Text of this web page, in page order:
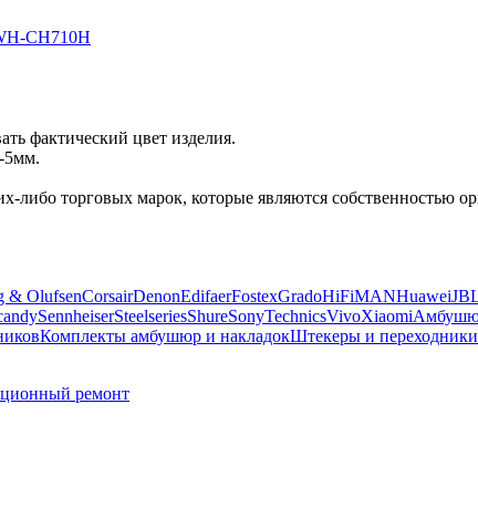
CH710H
фактический цвет изделия.
5мм.
либо торговых марок, которые являются собственностью
& OlufsenCorsairDenonEdifaerFostexGradoHiFiMANHuawei
SennheiserSteelseriesShureSonyTechnicsVivoXiaomi
Комплекты амбушюр и накладокШтекеры и переходники
ремонт